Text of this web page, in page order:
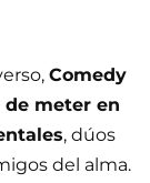
Comedy
meter en
, dúos
del alma.